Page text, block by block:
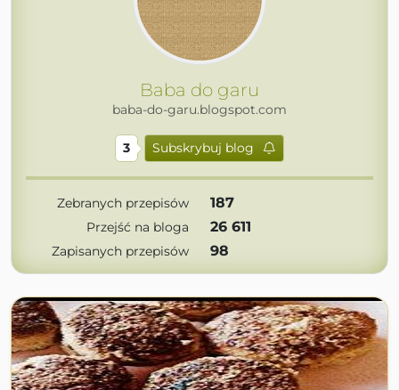
Baba do garu
baba-do-garu.blogspot.com
3 Subskrybuj blog
Zebranych przepisów 187
Przejść na bloga 26 611
Zapisanych przepisów 98